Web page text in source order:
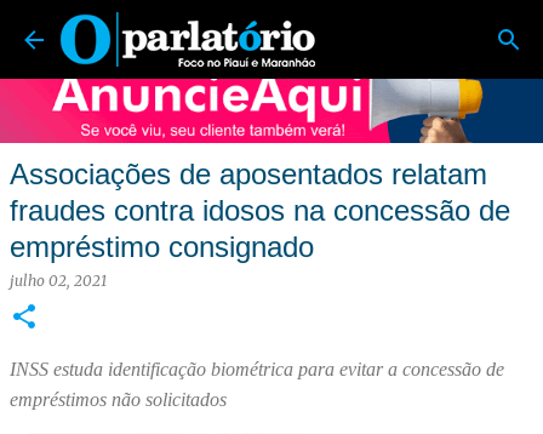
Pular para o conteúdo principal
O Parlatório | Foco no Piauí e Maranhão
Associações de aposentados relatam
fraudes contra idosos na concessão de
empréstimo consignado
julho 02, 2021
INSS estuda identificação biométrica para evitar a concessão de
empréstimos não solicitados